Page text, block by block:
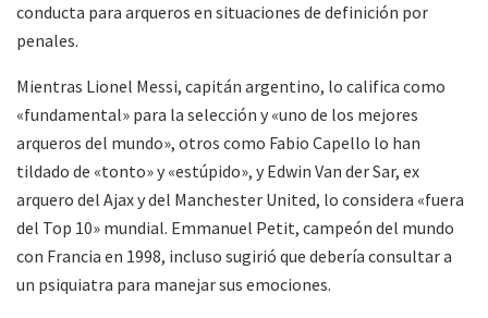
conducta para arqueros en situaciones de definición por
penales.
Mientras Lionel Messi, capitán argentino, lo califica como
«fundamental» para la selección y «uno de los mejores
arqueros del mundo», otros como Fabio Capello lo han
tildado de «tonto» y «estúpido», y Edwin Van der Sar, ex
arquero del Ajax y del Manchester United, lo considera «fuera
del Top 10» mundial. Emmanuel Petit, campeón del mundo
con Francia en 1998, incluso sugirió que debería consultar a
un psiquiatra para manejar sus emociones.